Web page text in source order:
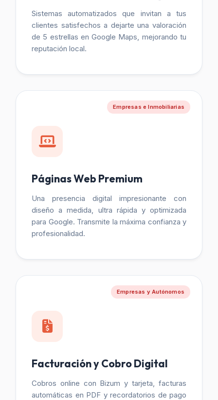
Sistemas automatizados que invitan a tus
clientes satisfechos a dejarte una valoración
de 5 estrellas en Google Maps, mejorando tu
reputación local.
Empresas e Inmobiliarias
Páginas Web Premium
Una presencia digital impresionante con
diseño a medida, ultra rápida y optimizada
para Google. Transmite la máxima confianza y
profesionalidad.
Empresas y Autónomos
Facturación y Cobro Digital
Cobros online con Bizum y tarjeta, facturas
automáticas en PDF y recordatorios de pago